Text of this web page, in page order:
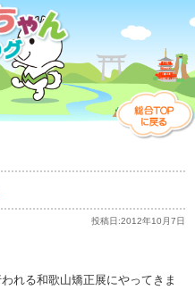
投稿日:2012年10月7日
れる和歌山矯正展にやってきま